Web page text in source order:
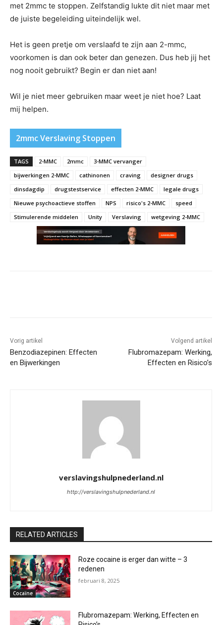
met 2mmc te stoppen. Zelfstandig lukte dit niet maar met
de juiste begeleiding uiteindelijk wel.
Het is geen pretje om verslaafd te zijn aan 2-mmc,
voorkomen is dan ook beter dan genezen. Dus heb jij het
nog nooit gebruikt? Begin er dan niet aan!
Wil je niet meer gebruiken maar weet je niet hoe? Laat
mij helpen.
2mmc Verslaving Stoppen
TAGS 2-MMC 2mmc
3-MMC vervanger
bijwerkingen 2-MMC
cathinonen craving
designer drugs
dinsdagdip
drugstestservice effecten 2-MMC
legale drugs
Nieuwe psychoactieve stoffen
NPS risico's 2-MMC
speed
Stimulerende middelen
Unity Verslaving wetgeving 2-MMC
Vorig artikel
Benzodiazepinen: Effecten
en Bijwerkingen
Volgend artikel
Flubromazepam: Werking,
Effecten en Risico’s
verslavingshulpnederland.nl
http://verslavingshulpnederland.nl
RELATED ARTICLES
Cocaïne
Roze cocaine is erger dan witte – 3
redenen
februari 8, 2025
Flubromazepam: Werking, Effecten en